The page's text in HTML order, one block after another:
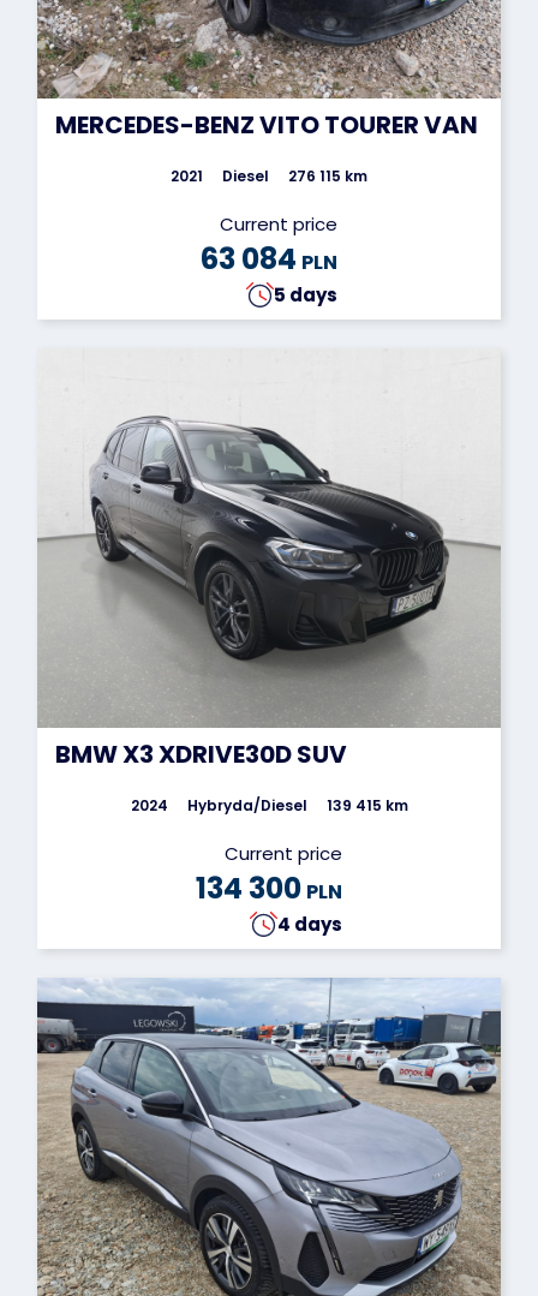
MERCEDES-BENZ VITO TOURER VAN
2021 Diesel 276 115 km
Current price
63 084 PLN
5 days
BMW X3 XDRIVE30D SUV
2024 Hybryda/Diesel 139 415 km
Current price
134 300 PLN
4 days